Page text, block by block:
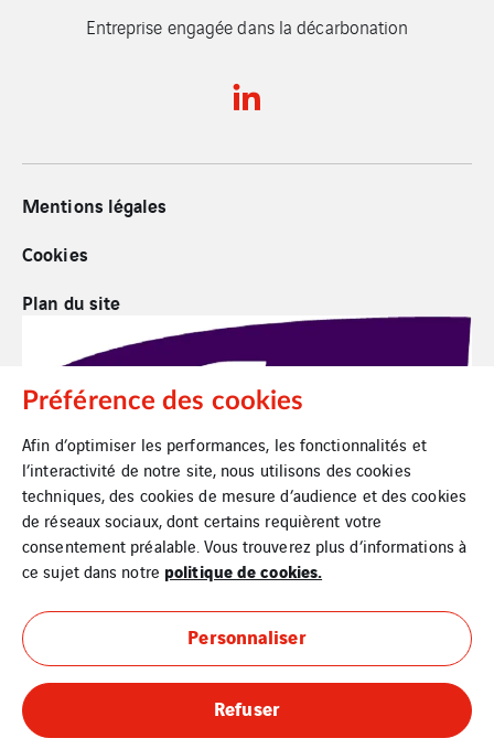
Entreprise engagée dans la décarbonation
Mentions légales
Cookies
Plan du site
Préférence des cookies
Afin d’optimiser les performances, les fonctionnalités et
l’interactivité de notre site, nous utilisons des cookies
techniques, des cookies de mesure d’audience et des cookies
de réseaux sociaux, dont certains requièrent votre
consentement préalable. Vous trouverez plus d’informations à
ce sujet dans notre politique de cookies.
Personnaliser
Refuser